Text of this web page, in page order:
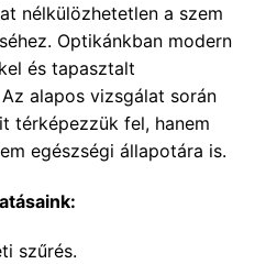
nélkülözhetetlen a szem
Optikánkban modern
és tapasztalt
alapos vizsgálat során
térképezzük fel, hanem
egészségi állapotára is.
szűrés.